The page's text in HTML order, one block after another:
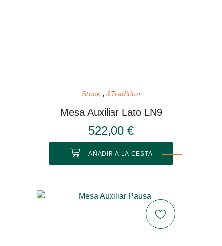
Stock &Tradition
Mesa Auxiliar Lato LN9
522,00 €
AÑADIR A LA CESTA